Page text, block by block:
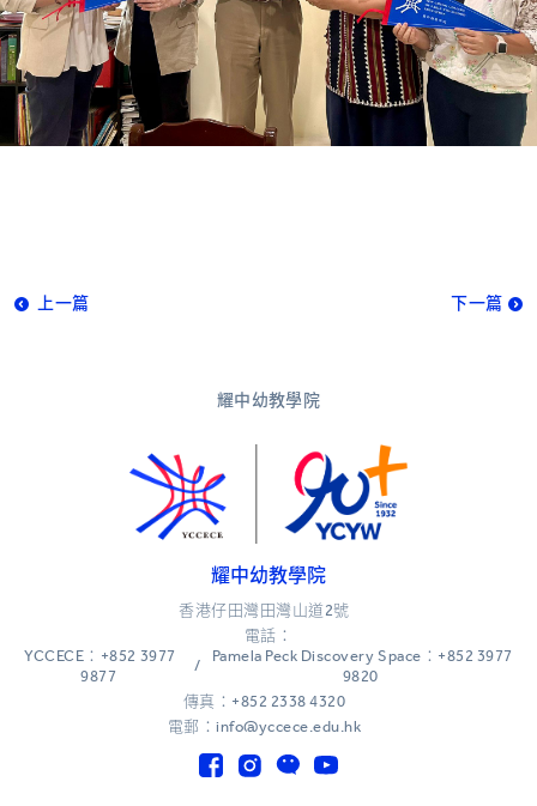
上一篇 下一篇
耀中幼教學院
耀中幼教學院
香港仔田灣田灣山道2號
電話：
YCCECE：+852 3977
9877
/
Pamela Peck Discovery Space：+852 3977
9820
傳真：+852 2338 4320
電郵：info@yccece.edu.hk